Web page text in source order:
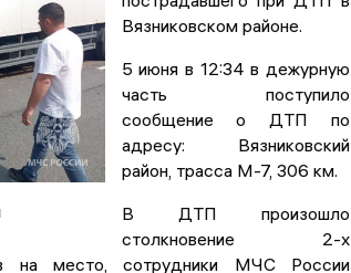
Вязниковском районе.
5 июня в 12:34 в дежурную
часть поступило
сообщение о ДТП по
адресу: Вязниковский
район, трасса М-7, 306 км.
В ДТП произошло
столкновение 2-х
на место, сотрудники МЧС России